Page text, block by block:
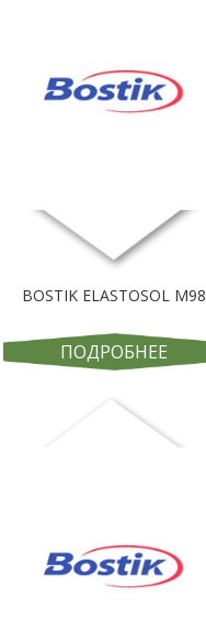
BOSTIK ELASTOSOL M98
ПОДРОБНЕЕ